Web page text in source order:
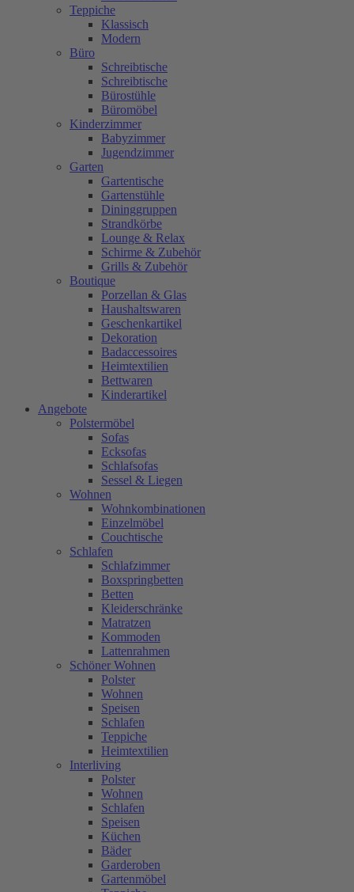
Teppiche
Klassisch
Modern
Büro
Schreibtische
Schreibtische
Bürostühle
Büromöbel
Kinderzimmer
Babyzimmer
Jugendzimmer
Garten
Gartentische
Gartenstühle
Dininggruppen
Strandkörbe
Lounge & Relax
Schirme & Zubehör
Grills & Zubehör
Boutique
Porzellan & Glas
Haushaltswaren
Geschenkartikel
Dekoration
Badaccessoires
Heimtextilien
Bettwaren
Kinderartikel
Angebote
Polstermöbel
Sofas
Ecksofas
Schlafsofas
Sessel & Liegen
Wohnen
Wohnkombinationen
Einzelmöbel
Couchtische
Schlafen
Schlafzimmer
Boxspringbetten
Betten
Kleiderschränke
Matratzen
Kommoden
Lattenrahmen
Schöner Wohnen
Polster
Wohnen
Speisen
Schlafen
Teppiche
Heimtextilien
Interliving
Polster
Wohnen
Schlafen
Speisen
Küchen
Bäder
Garderoben
Gartenmöbel